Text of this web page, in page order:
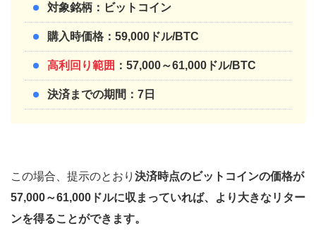
対象銘柄：ビットコイン
購入時価格：59,000ドル/BTC
高利回り範囲 ：57,000～61,000ドル/BTC
決済までの期間：7日
この場合、提示のとおり 決済時点のビットコインの価格が
57,000～61,000ドルに収まっていれば、より大きなリター
ンを得ることができます。